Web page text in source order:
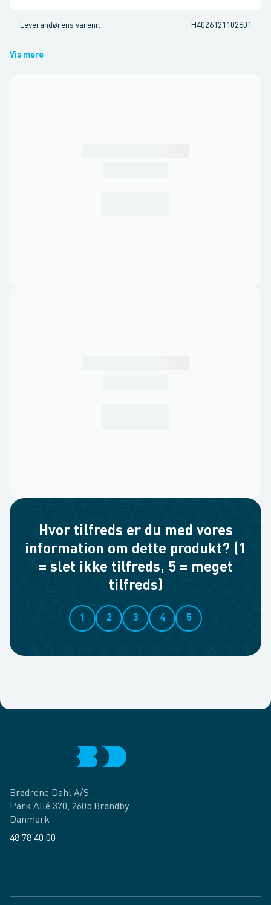
Leverandørens varenr. : H4026121102601
Vis mere
Hvor tilfreds er du med vores
information om dette produkt? (1
= slet ikke tilfreds, 5 = meget
tilfreds)
1 2 3 4 5
Brødrene Dahl A/S
Park Allé 370, 2605 Brøndby
Danmark
48 78 40 00